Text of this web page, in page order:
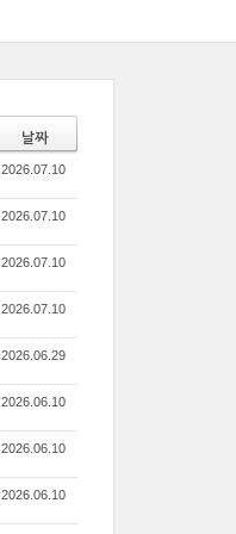
날짜
2026.07.10
2026.07.10
2026.07.10
2026.07.10
2026.06.29
2026.06.10
2026.06.10
2026.06.10